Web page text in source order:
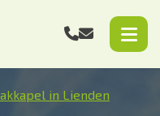
in Lienden